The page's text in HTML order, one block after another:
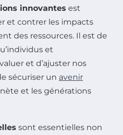
innovantes est
et contrer les impacts
des ressources. Il est de
et
et d’ajuster nos
sécuriser un avenir
et les générations
sont essentielles non